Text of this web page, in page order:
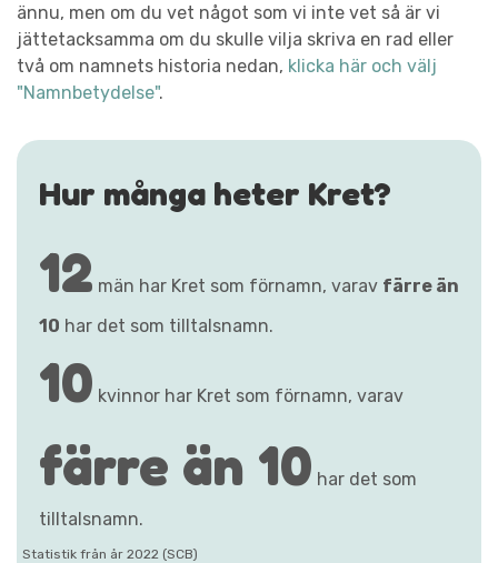
ännu, men om du vet något som vi inte vet så är vi
jättetacksamma om du skulle vilja skriva en rad eller
två om namnets historia nedan, klicka här och välj
"Namnbetydelse".
Hur många heter Kret?
12 män har Kret som förnamn, varav färre än
10 har det som tilltalsnamn.
10 kvinnor har Kret som förnamn, varav
färre än 10 har det som
tilltalsnamn.
Statistik från år 2022 (SCB)